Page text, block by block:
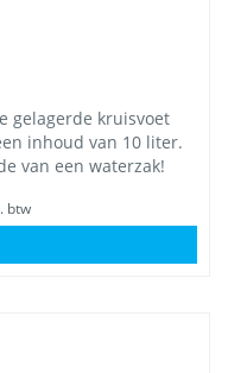
gelagerde kruisvoet
inhoud van 10 liter.
van een waterzak!
btw